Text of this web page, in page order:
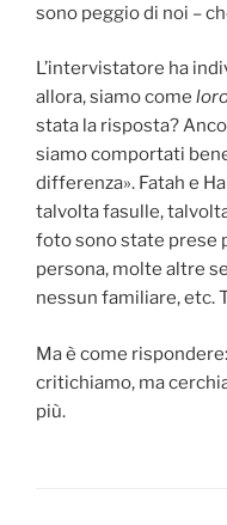
sono peggio di noi –
L’intervistatore ha
allora, siamo come
stata la risposta?
siamo comportati
differenza». Fatah e
talvolta fasulle,
foto sono state prese
persona, molte altre
nessun familiare, etc.
Ma è come
critichiamo, ma
più.